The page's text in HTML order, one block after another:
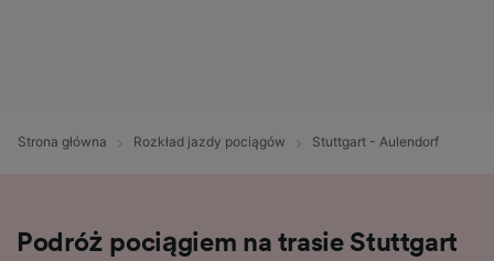
Strona główna Rozkład jazdy pociągów Stuttgart - Aulendorf
Podróż pociągiem na trasie Stuttgart